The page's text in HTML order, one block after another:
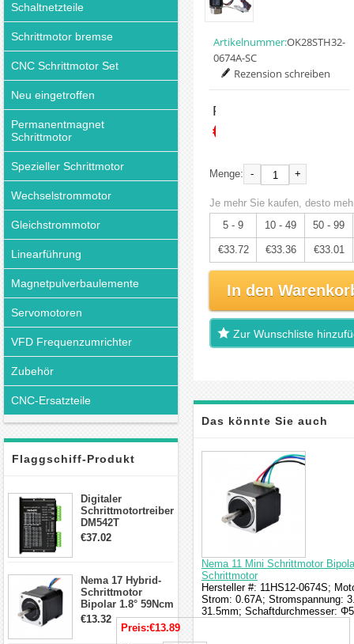
Schaltnetzteile
Schrittmotor bremse
CNC Schrittmotor Set
Neu eingetroffen
Permanentmagnet
Schrittmotor
Spezieller Schrittmotor
Wechselstrommotor
Gleichstrommotor
Linearführung
Magnetpulverbaulemente
Servomotoren
VFD Frequenzumrichter
Zubehör
CNC-Ersatzteile
Flaggschiff-Produkt
Digitaler
Schrittmotortreiber
DM542T
Schrittmotor
Schrittmotor
€37.02
Nema 17 Hybrid-
Schrittmotor
Bipolar 1.8° 59Ncm
2A 4 Drähte mit 1m
Kabel & Stecker
€13.32
Artikelnummer:OK28STH32-
0674A-SC
Rezension schreiben
Preis:
€35.49
Menge: - +
Je mehr Sie kaufen, desto
5 - 9
10 - 49 50 - 99
€33.72 €33.36 €33.01
In den
Zur Wunschliste
Das könnte Sie auch
interessieren
Nema 11 Mini Schrittmotor
Schrittmotor
Hersteller #: 11HS12-0674S;
Strom: 0.67A; Stromspannung:
31.5mm; Schaftdurchmesser:
Preis:€13.89